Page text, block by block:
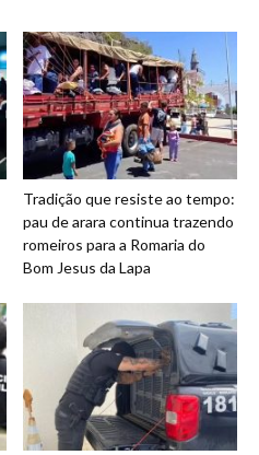
Tradição que resiste ao tempo:
pau de arara continua trazendo
romeiros para a Romaria do
Bom Jesus da Lapa